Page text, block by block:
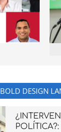
BOLD DESIGN